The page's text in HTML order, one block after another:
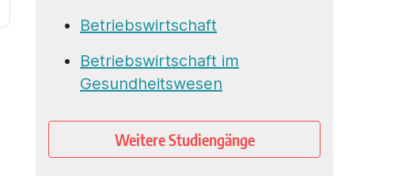
Betriebswirtschaft
Betriebswirtschaft im
Gesundheitswesen
Weitere Studiengänge